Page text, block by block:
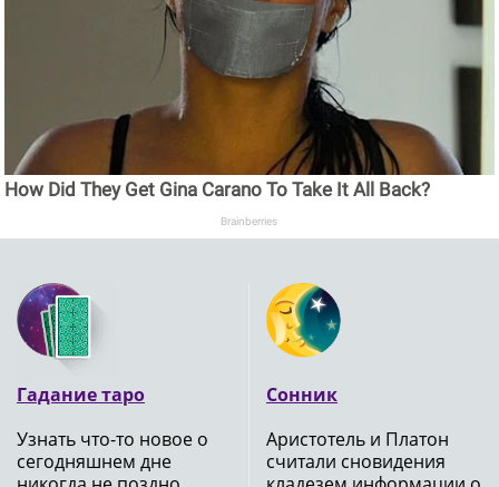
How Did They Get Gina Carano To Take It All Back?
Brainberries
Гадание таро
Узнать что-то новое о
сегодняшнем дне
Сонник
Аристотель и Платон
считали сновидения